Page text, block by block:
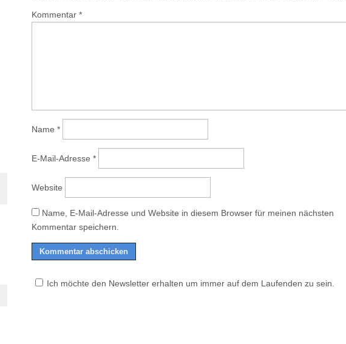
Kommentar *
Name *
E-Mail-Adresse *
Website
Name, E-Mail-Adresse und Website in diesem Browser für meinen nächsten
Kommentar speichern.
Ich möchte den Newsletter erhalten um immer auf dem Laufenden zu sein.